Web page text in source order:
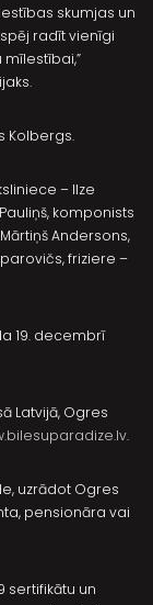
skumjas un
radīt vienīgi
Kolbergs.
– Ilze
komponists
Andersons,
friziere –
19. decembrī
Latvijā, Ogres
.
uzrādot Ogres
pensionāra vai
sertifikātu un